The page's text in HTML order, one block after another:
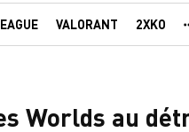
VALORANT 2XKO
Worlds au